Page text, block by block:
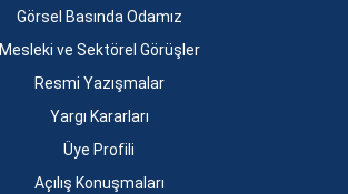
Görsel Basında Odamız
Mesleki ve Sektörel Görüşler
Resmi Yazışmalar
Yargı Kararları
Üye Profili
Açılış Konuşmaları